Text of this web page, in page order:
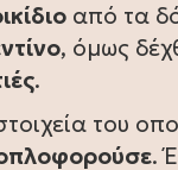
από τα
, όμως
.
του
.